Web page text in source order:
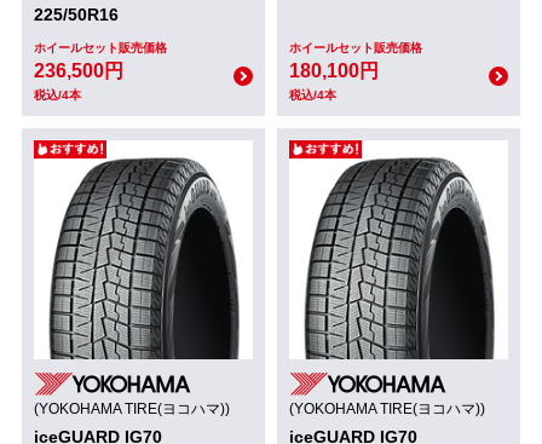
225/50R16
ホイールセット販売価格
236,500円
税込/4本
ホイールセット販売価格
180,100円
税込/4本
(YOKOHAMA TIRE(ヨコハマ))
iceGUARD IG70
(YOKOHAMA TIRE(ヨコハマ))
iceGUARD IG70